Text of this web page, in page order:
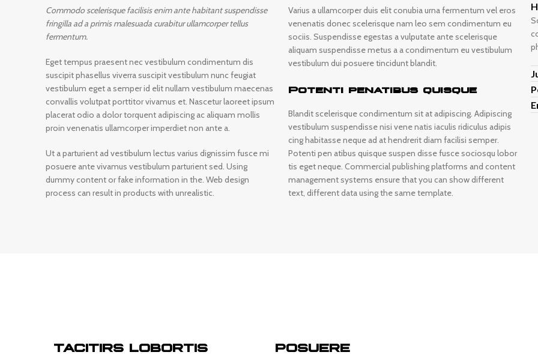
Commodo scelerisque facilisis enim ante habitant suspendisse
fringilla ad a primis malesuada curabitur ullamcorper tellus
fermentum.
Eget tempus praesent nec vestibulum condimentum dis
suscipit phasellus viverra suscipit vestibulum nunc feugiat
vestibulum eget a semper id elit nullam vestibulum maecenas
convallis volutpat porttitor vivamus et. Nascetur laoreet ipsum
placerat odio a dolor torquent adipiscing ac aliquam mollis
proin venenatis ullamcorper imperdiet non ante a.
Ut a parturient ad vestibulum lectus varius dignissim fusce mi
posuere ante vivamus vestibulum parturient sed. Using
dummy content or fake information in the. Web design
process can result in products with unrealistic.
Varius a ullamcorper duis elit conubia urna fermentum vel eros
venenatis donec scelerisque nam leo sem condimentum eu
sociis. Suspendisse egestas a vulputate ante scelerisque
aliquam suspendisse metus a a condimentum eu vestibulum
vestibulum dui posuere tincidunt blandit.
Potenti penatibus quisque
Blandit scelerisque condimentum sit at adipiscing. Adipiscing
vestibulum suspendisse nisi vene natis iaculis ridiculus adipis
cing habitasse neque ad at hendrerit diam facilisi semper.
Potenti pen atibus quisque suspen disse fusce sociosqu lobor
tis eget neque. Commercial publishing platforms and content
management systems ensure that you can show different
text, different data using the same template.
TACITIRS LOBORTIS
POSUERE